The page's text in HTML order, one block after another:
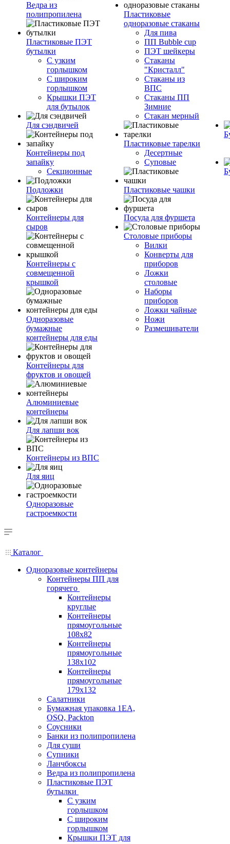
Ведра из
полипропилена
Пластиковые ПЭТ
бутылки
С узким
горлышком
С широким
горлышком
Крышки ПЭТ
для бутылок
Для сэндвичей
Контейнеры под
запайку
Секционные
Подложки
Контейнеры для
сыров
Контейнеры с
совмещенной
крышкой
Одноразовые
бумажные
контейнеры для еды
Контейнеры для
фруктов и овощей
Алюминиевые
контейнеры
Для лапши вок
Контейнеры из ВПС
Для яиц
Одноразовые
гастроемкости
Пластиковые
одноразовые стаканы
Для пива
ПП Bubble cup
ПЭТ шейкеры
Стаканы
"Кристалл"
Стаканы из
ВПС
Стаканы ПП
Зимние
Стакан мерный
Пластиковые тарелки
Десертные
Суповые
Пластиковые чашки
Посуда для фуршета
Столовые приборы
Вилки
Конверты для
приборов
Ложки
столовые
Наборы
приборов
Ложки чайные
Ножи
Размешиватели
Каталог
Одноразовые контейнеры
Контейнеры ПП для
горячего
Контейнеры
круглые
Контейнеры
прямоугольные
108х82
Контейнеры
прямоугольные
138х102
Контейнеры
прямоугольные
179х132
Салатники
Бумажная упаковка 1ЕА,
OSQ, Packton
Соусники
Банки из полипропилена
Для суши
Супники
Ланчбоксы
Ведра из полипропилена
Пластиковые ПЭТ
бутылки
С узким
горлышком
С широким
горлышком
Крышки ПЭТ для